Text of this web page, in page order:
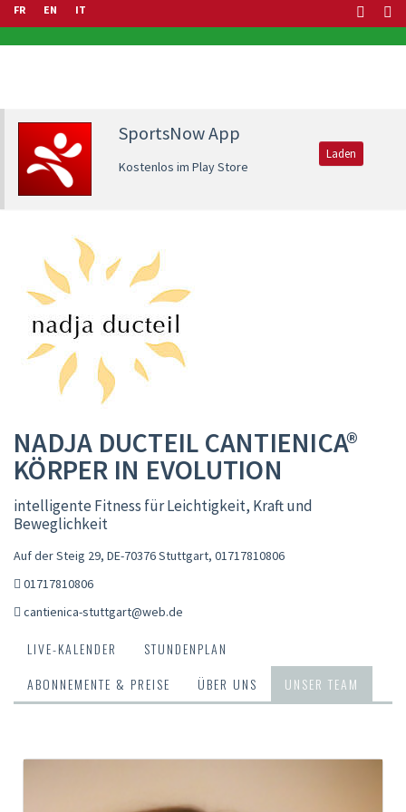
FR EN IT
SportsNow App
Kostenlos im Play Store
Laden
NADJA DUCTEIL CANTIENICA®
KÖRPER IN EVOLUTION
intelligente Fitness für Leichtigkeit, Kraft und
Beweglichkeit
Auf der Steig 29, DE-70376 Stuttgart, 01717810806
01717810806
cantienica-stuttgart@web.de
LIVE-KALENDER
STUNDENPLAN
ABONNEMENTE & PREISE
ÜBER UNS UNSER TEAM